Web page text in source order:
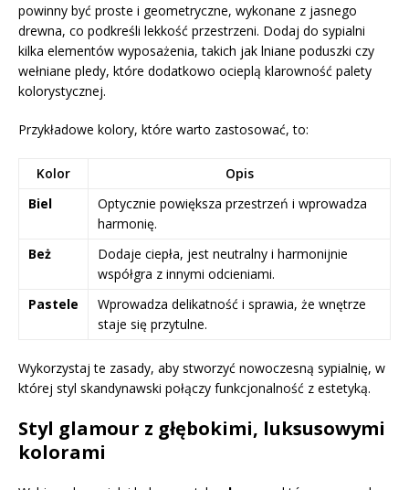
powinny być proste i geometryczne, wykonane z jasnego
drewna, co podkreśli lekkość przestrzeni. Dodaj do sypialni
kilka elementów wyposażenia, takich jak lniane poduszki czy
wełniane pledy, które dodatkowo ocieplą klarowność palety
kolorystycznej.
Przykładowe kolory, które warto zastosować, to:
Kolor
Opis
Biel
Optycznie powiększa przestrzeń i wprowadza
harmonię.
Beż
Dodaje ciepła, jest neutralny i harmonijnie
współgra z innymi odcieniami.
Pastele
Wprowadza delikatność i sprawia, że wnętrze
staje się przytulne.
Wykorzystaj te zasady, aby stworzyć nowoczesną sypialnię, w
której styl skandynawski połączy funkcjonalność z estetyką.
Styl glamour z głębokimi, luksusowymi
kolorami